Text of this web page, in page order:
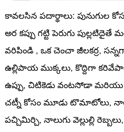
కావలసిన పదార్థాలు: పునుగుల
అర కప్పు గట్టి పెరుగు
వరిపిండి , ఒక చెంచా జీలకర్ర,
ఉల్లిపాయ ముక్కలు, కొద్దిగా
ఉప్పు, చిటికెడు వంటసోడా
చట్నీ కోసం మూడు టొమాటోలు,
పచ్చిమిర్చి, నాలుగు వెల్లుల్లి